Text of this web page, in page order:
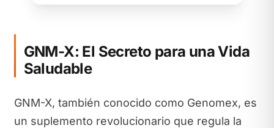
GNM-X: El Secreto para una Vida
Saludable
GNM-X, también conocido como Genomex, es
un suplemento revolucionario que regula la